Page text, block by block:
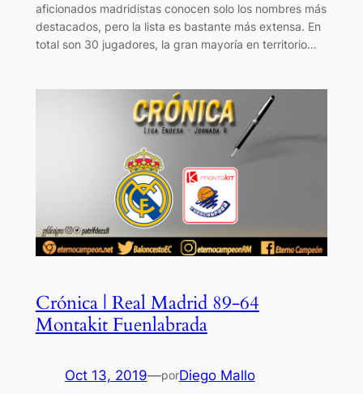
aficionados madridistas conocen solo los nombres más
destacados, pero la lista es bastante más extensa. En
total son 30 jugadores, la gran mayoría en territorio…
Crónica | Real Madrid 89-64
Montakit Fuenlabrada
Oct 13, 2019—porDiego Mallo